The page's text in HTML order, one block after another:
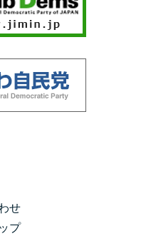
せ
プ